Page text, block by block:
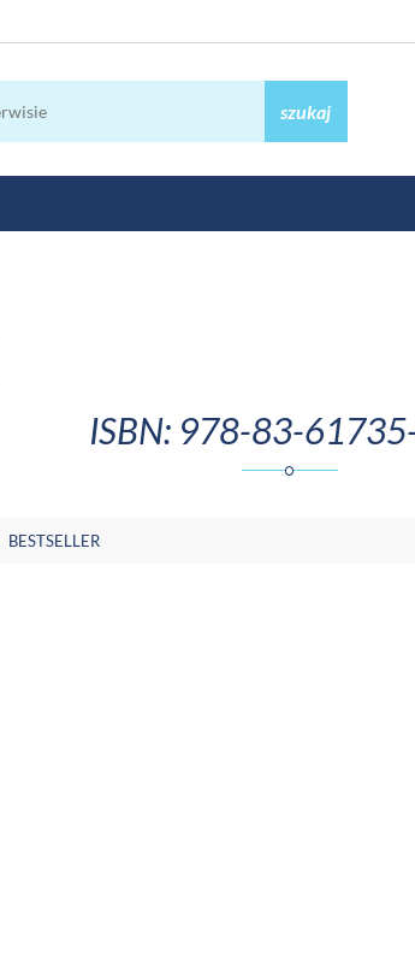
szukaj
ISBN: 978-83-
BESTSELLER